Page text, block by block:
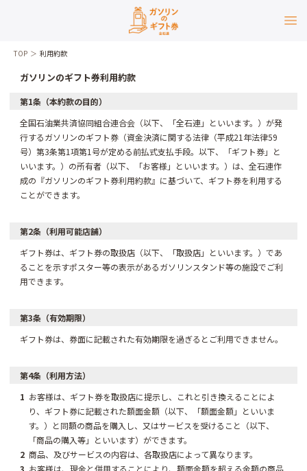
TOP 利用約款
ガソリンのギフト券利用約款
第1条（本約款の目的）
全国石油業共済協同組合連合会（以下、「全石連」といいます。）が発
行するガソリンのギフト券（資金決済に関する法律（平成21年法律59
号）第3条第1項第1号が定める前払式支払手段。以下、「ギフト券」と
いいます。）の所有者（以下、「お客様」といいます。）は、全石連作
成の『ガソリンのギフト券利用約款』に基づいて、ギフト券を利用する
ことができます。
第2条（利用可能店舗）
ギフト券は、ギフト券の取扱店（以下、「取扱店」といいます。）であ
ることを示すポスター等の表示があるガソリンスタンド等の施設でご利
用できます。
第3条（有効期限）
ギフト券は、券面に記載された有効期限を過ぎるとご利用できません。
第4条（利用方法）
1 お客様は、ギフト券を取扱店に提示し、これと引き換えることによ
り、ギフト券に記載された額面金額（以下、「額面金額」といいま
す。）と同額の商品を購入し、又はサービスを受けること（以下、
「商品の購入等」といいます）ができます。
2 商品、及びサービスの内容は、各取扱店によって異なります。
3 お客様は、現金と併用することにより、額面金額を超える金額の商品